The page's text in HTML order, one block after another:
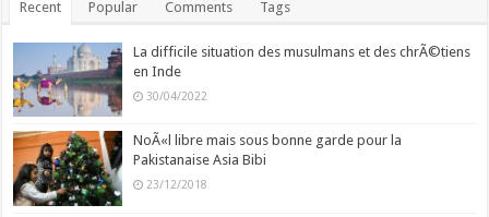
Recent Popular Comments Tags
La difficile situation des musulmans et des chrÃ©tiens
en Inde
30/04/2022
NoÃ«l libre mais sous bonne garde pour la
Pakistanaise Asia Bibi
23/12/2018